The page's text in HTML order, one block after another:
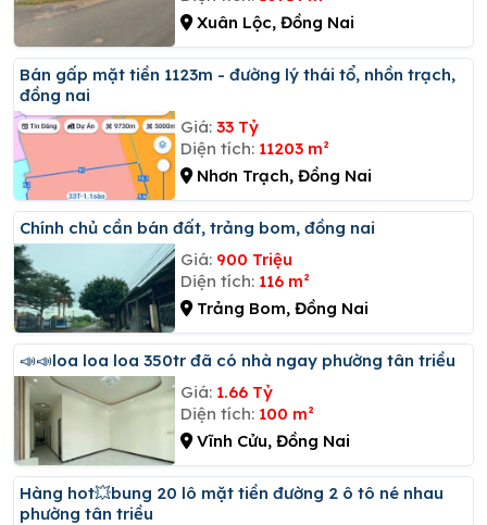
Xuân Lộc, Đồng Nai
Bán gấp mặt tiền 1123m - đường lý thái tổ, nhồn trạch,
đồng nai
Giá: 33 Tỷ
Diện tích: 11203 m²
Nhơn Trạch, Đồng Nai
Chính chủ cần bán đất, trảng bom, đồng nai
Giá: 900 Triệu
Diện tích: 116 m²
Trảng Bom, Đồng Nai
📣📣loa loa loa 350tr đã có nhà ngay phường tân triều
Giá: 1.66 Tỷ
Diện tích: 100 m²
Vĩnh Cửu, Đồng Nai
Hàng hot💥bung 20 lô mặt tiền đường 2 ô tô né nhau
phường tân triều